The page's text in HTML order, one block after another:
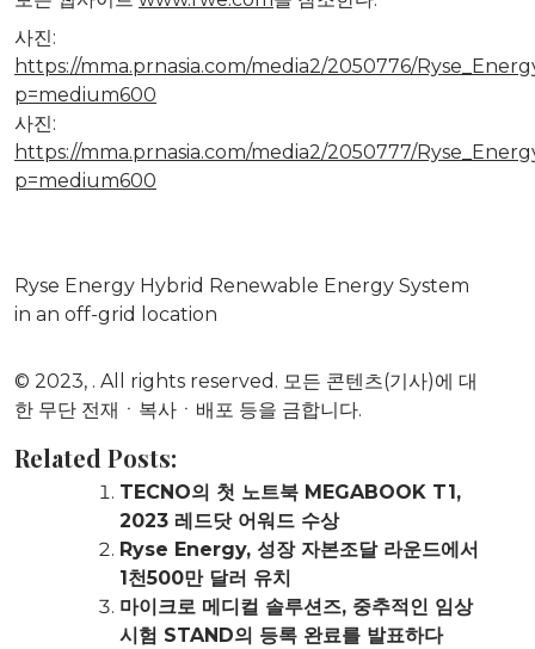
사진:
https://mma.prnasia.com/media2/2050776/
p=medium600
사진:
https://mma.prnasia.com/media2/2050777/
p=medium600
Ryse Energy Hybrid Renewable Energy System
in an off-grid location
© 2023, . All rights reserved. 모든 콘텐츠(기사)에 대
한 무단 전재ㆍ복사ㆍ배포 등을 금합니다.
Related Posts:
TECNO의 첫 노트북 MEGABOOK T1,
2023 레드닷 어워드 수상
Ryse Energy, 성장 자본조달 라운드에서
1천500만 달러 유치
마이크로 메디컬 솔루션즈, 중추적인 임상
시험 STAND의 등록 완료를 발표하다